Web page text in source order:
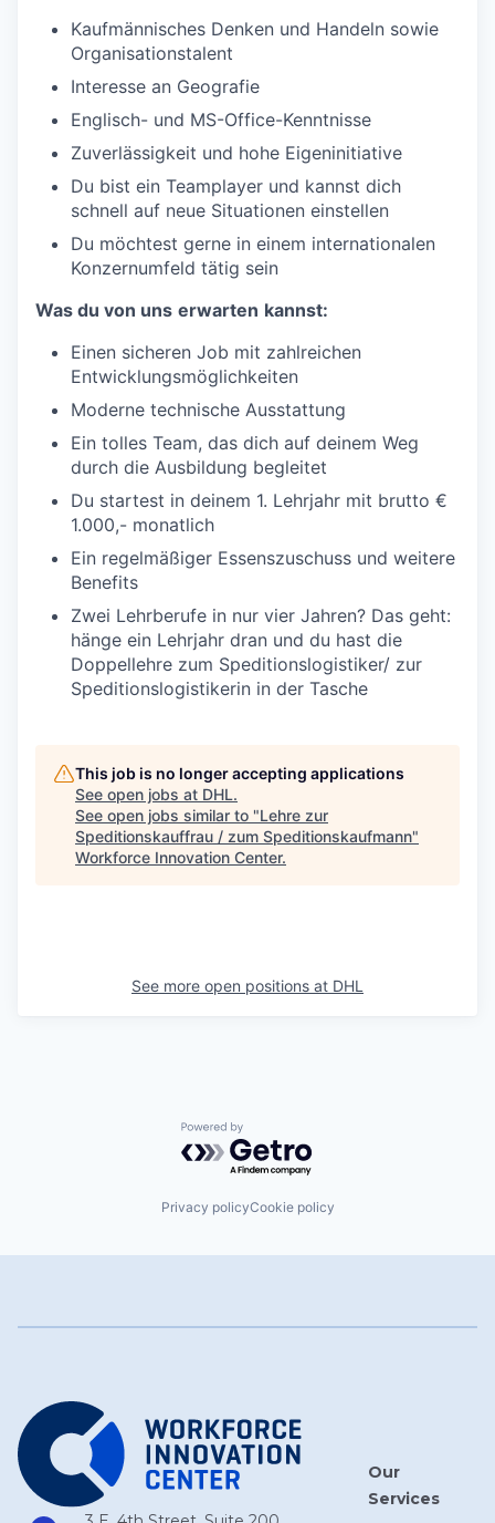
Kaufmännisches Denken und Handeln sowie
Organisationstalent
Interesse an Geografie
Englisch- und MS-Office-Kenntnisse
Zuverlässigkeit und hohe Eigeninitiative
Du bist ein Teamplayer und kannst dich
schnell auf neue Situationen einstellen
Du möchtest gerne in einem internationalen
Konzernumfeld tätig sein
Was du von uns erwarten kannst:
Einen sicheren Job mit zahlreichen
Entwicklungsmöglichkeiten
Moderne technische Ausstattung
Ein tolles Team, das dich auf deinem Weg
durch die Ausbildung begleitet
Du startest in deinem 1. Lehrjahr mit brutto €
1.000,- monatlich
Ein regelmäßiger Essenszuschuss und weitere
Benefits
Zwei Lehrberufe in nur vier Jahren? Das geht:
hänge ein Lehrjahr dran und du hast die
Doppellehre zum Speditionslogistiker/ zur
Speditionslogistikerin in der Tasche
This job is no longer accepting applications
See open jobs at DHL.
See open jobs similar to "Lehre zur
Speditionskauffrau / zum Speditionskaufmann"
Workforce Innovation Center.
See more open positions at DHL
Powered by Getro.com
Privacy policyCookie policy
Our
Services